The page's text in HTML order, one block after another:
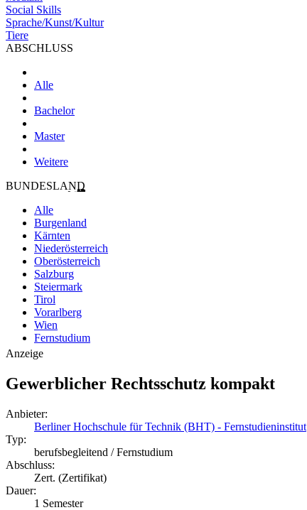
Social Skills
Sprache/Kunst/Kultur
Tiere
ABSCHLUSS
Alle
Bachelor
Master
Weitere
BUNDESLAND
Alle
Burgenland
Kärnten
Niederösterreich
Oberösterreich
Salzburg
Steiermark
Tirol
Vorarlberg
Wien
Fernstudium
Anzeige
Gewerblicher Rechtsschutz kompakt
Anbieter:
Berliner Hochschule für Technik (BHT) - Fernstudieninstitut
Typ:
berufsbegleitend / Fernstudium
Abschluss:
Zert. (Zertifikat)
Dauer:
1 Semester